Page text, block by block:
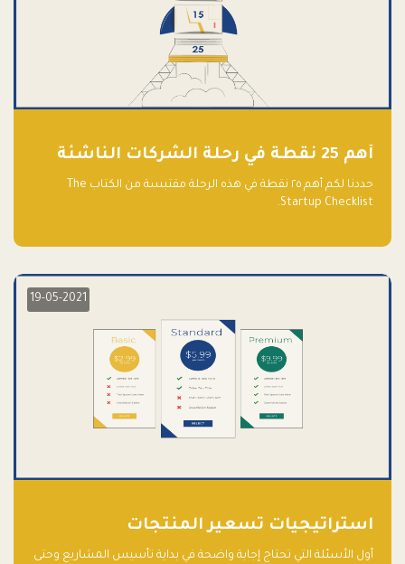
أهم 25 نقطة في رحلة الشركات الناشئة
حددنا لكم أهم ٢٥ نقطة في هذه الرحلة مقتبسة من الكتاب The
Startup Checklist.
19-05-2021
استراتيجيات تسعير المنتجات
أول الأسئلة التي تحتاج إجابة واضحة في بداية تأسيس المشاريع وحتى